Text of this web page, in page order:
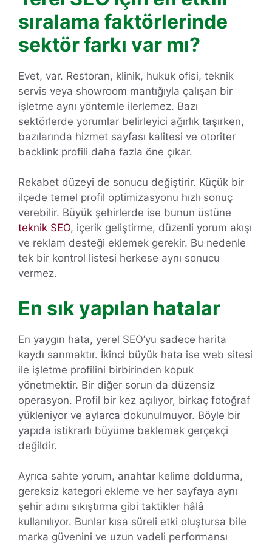
sıralama faktörlerinde
sektör farkı var mı?
Evet, var. Restoran, klinik, hukuk ofisi, teknik
servis veya showroom mantığıyla çalışan bir
işletme aynı yöntemle ilerlemez. Bazı
sektörlerde yorumlar belirleyici ağırlık taşırken,
bazılarında hizmet sayfası kalitesi ve otoriter
backlink profili daha fazla öne çıkar.
Rekabet düzeyi de sonucu değiştirir. Küçük bir
ilçede temel profil optimizasyonu hızlı sonuç
verebilir. Büyük şehirlerde ise bunun üstüne
teknik SEO, içerik geliştirme, düzenli yorum akışı
ve reklam desteği eklemek gerekir. Bu nedenle
tek bir kontrol listesi herkese aynı sonucu
vermez.
En sık yapılan hatalar
En yaygın hata, yerel SEO’yu sadece harita
kaydı sanmaktır. İkinci büyük hata ise web sitesi
ile işletme profilini birbirinden kopuk
yönetmektir. Bir diğer sorun da düzensiz
operasyon. Profil bir kez açılıyor, birkaç fotoğraf
yükleniyor ve aylarca dokunulmuyor. Böyle bir
yapıda istikrarlı büyüme beklemek gerçekçi
değildir.
Ayrıca sahte yorum, anahtar kelime doldurma,
gereksiz kategori ekleme ve her sayfaya aynı
şehir adını sıkıştırma gibi taktikler hâlâ
kullanılıyor. Bunlar kısa süreli etki oluştursa bile
marka güvenini ve uzun vadeli performansı